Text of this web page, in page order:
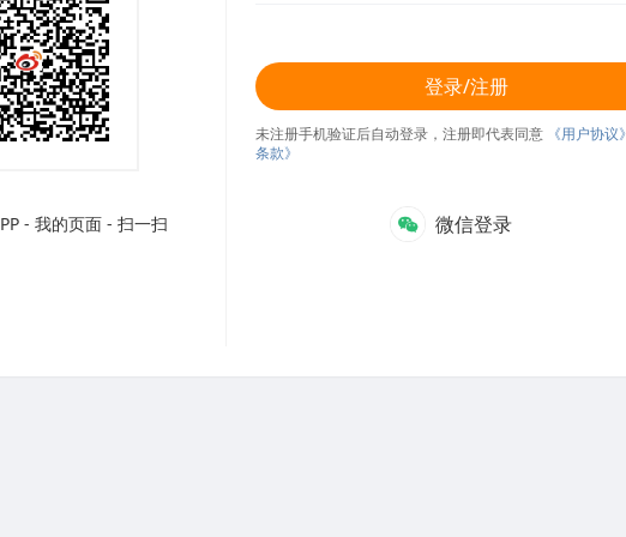
- 我的页面 - 扫一扫
登录/注册
未注册手机验证后自动登录，注册即代表同意 《用户协议》
条款》
微信登录